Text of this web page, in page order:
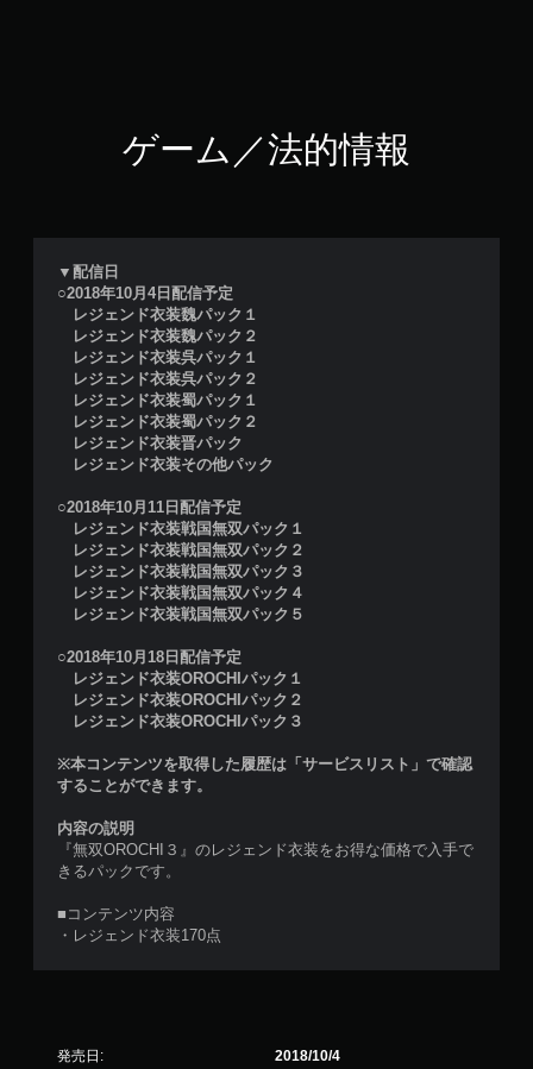
ゲーム／法的情報
▼配信日
○2018年10月4日配信予定
レジェンド衣装魏パック１
レジェンド衣装魏パック２
レジェンド衣装呉パック１
レジェンド衣装呉パック２
レジェンド衣装蜀パック１
レジェンド衣装蜀パック２
レジェンド衣装晋パック
レジェンド衣装その他パック
○2018年10月11日配信予定
レジェンド衣装戦国無双パック１
レジェンド衣装戦国無双パック２
レジェンド衣装戦国無双パック３
レジェンド衣装戦国無双パック４
レジェンド衣装戦国無双パック５
○2018年10月18日配信予定
レジェンド衣装OROCHIパック１
レジェンド衣装OROCHIパック２
レジェンド衣装OROCHIパック３
※本コンテンツを取得した履歴は「サービスリスト」で確認
することができます。
内容の説明
『無双OROCHI３』のレジェンド衣装をお得な価格で入手で
きるパックです。
■コンテンツ内容
・レジェンド衣装170点
発売日: 2018/10/4